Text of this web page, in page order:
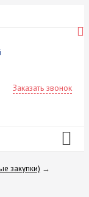
Заказать звонок
закупки) →